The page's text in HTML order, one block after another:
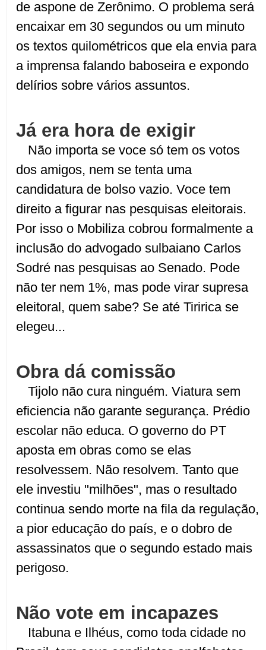
de aspone de Zerônimo. O problema será
encaixar em 30 segundos ou um minuto
os textos quilométricos que ela envia para
a imprensa falando baboseira e expondo
delírios sobre vários assuntos.
Já era hora de exigir
Não importa se voce só tem os votos
dos amigos, nem se tenta uma
candidatura de bolso vazio. Voce tem
direito a figurar nas pesquisas eleitorais.
Por isso o Mobiliza cobrou formalmente a
inclusão do advogado sulbaiano Carlos
Sodré nas pesquisas ao Senado. Pode
não ter nem 1%, mas pode virar supresa
eleitoral, quem sabe? Se até Tiririca se
elegeu...
Obra dá comissão
Tijolo não cura ninguém. Viatura sem
eficiencia não garante segurança. Prédio
escolar não educa. O governo do PT
aposta em obras como se elas
resolvessem. Não resolvem. Tanto que
ele investiu "milhões", mas o resultado
continua sendo morte na fila da regulação,
a pior educação do país, e o dobro de
assassinatos que o segundo estado mais
perigoso.
Não vote em incapazes
Itabuna e Ilhéus, como toda cidade no